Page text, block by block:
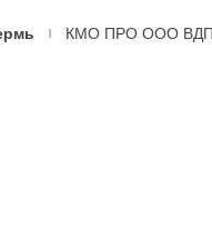
КМО ПРО ООО